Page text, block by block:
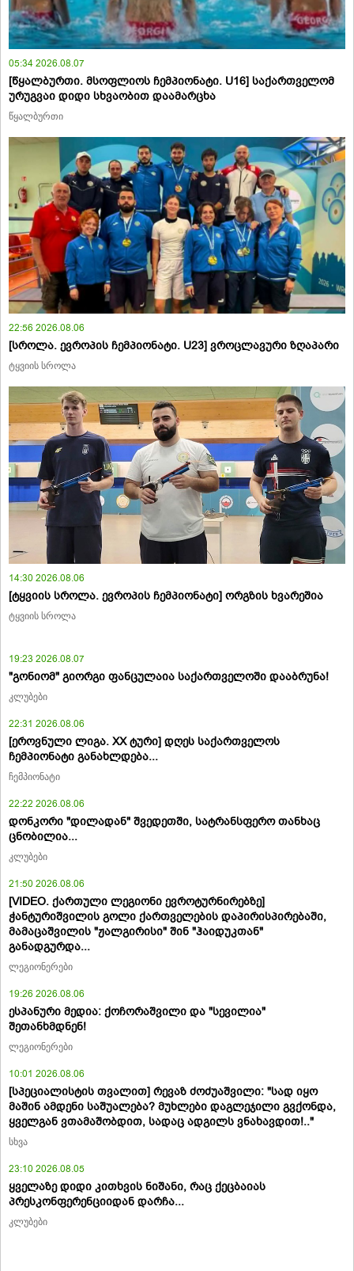
05:34 2026.08.07
[წყალბურთი. მსოფლიოს ჩემპიონატი. U16] საქართველომ
ურუგვაი დიდი სხვაობით დაამარცხა
წყალბურთი
22:56 2026.08.06
[სროლა. ევროპის ჩემპიონატი. U23] ვროცლავური ზღაპარი
ტყვიის სროლა
14:30 2026.08.06
[ტყვიის სროლა. ევროპის ჩემპიონატი] ორგზის ხვარეშია
ტყვიის სროლა
19:23 2026.08.07
"გონიომ" გიორგი ფანცულაია საქართველოში დააბრუნა!
კლუბები
22:31 2026.08.06
[ეროვნული ლიგა. XX ტური] დღეს საქართველოს
ჩემპიონატი განახლდება...
ჩემპიონატი
22:22 2026.08.06
დონკორი "დილადან" შვედეთში, სატრანსფერო თანხაც
ცნობილია...
კლუბები
21:50 2026.08.06
[VIDEO. ქართული ლეგიონი ევროტურნირებზე]
ჭანტურიშვილის გოლი ქართველების დაპირისპირებაში,
მამაცაშვილის "ჟალგირისი" შინ "ჰაიდუკთან"
განადგურდა...
ლეგიონერები
19:26 2026.08.06
ესპანური მედია: ქოჩორაშვილი და "სევილია"
შეთანხმდნენ!
ლეგიონერები
10:01 2026.08.06
[სპეციალისტის თვალით] რევაზ ძოძუაშვილი: "სად იყო
მაშინ ამდენი საშუალება? მუხლები დაგლეჯილი გვქონდა,
ყველგან ვთამაშობდით, სადაც ადგილს ვნახავდით!.."
სხვა
23:10 2026.08.05
ყველაზე დიდი კითხვის ნიშანი, რაც ქეცბაიას
პრესკონფერენციიდან დარჩა...
კლუბები